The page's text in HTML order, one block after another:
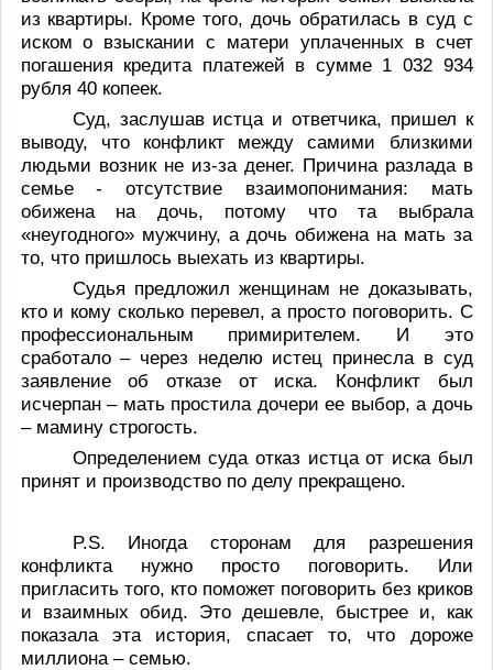
из квартиры. Кроме того, дочь обратилась в суд с
иском о взыскании с матери уплаченных в счет
погашения кредита платежей в сумме 1 032 934
рубля 40 копеек.
Суд, заслушав истца и ответчика, пришел к
выводу, что конфликт между самими близкими
людьми возник не из-за денег. Причина разлада в
семье - отсутствие взаимопонимания: мать
обижена на дочь, потому что та выбрала
«неугодного» мужчину, а дочь обижена на мать за
то, что пришлось выехать из квартиры.
Судья предложил женщинам не доказывать,
кто и кому сколько перевел, а просто поговорить. С
профессиональным примирителем. И это
сработало – через неделю истец принесла в суд
заявление об отказе от иска. Конфликт был
исчерпан – мать простила дочери ее выбор, а дочь
– мамину строгость.
Определением суда отказ истца от иска был
принят и производство по делу прекращено.
P.S. Иногда сторонам для разрешения
конфликта нужно просто поговорить. Или
пригласить того, кто поможет поговорить без криков
и взаимных обид. Это дешевле, быстрее и, как
показала эта история, спасает то, что дороже
миллиона – семью.